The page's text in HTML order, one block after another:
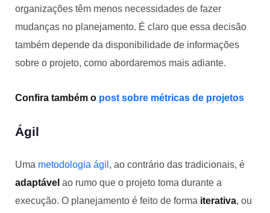
organizações têm menos necessidades de fazer
mudanças no planejamento. É claro que essa decisão
também depende da disponibilidade de informações
sobre o projeto, como abordaremos mais adiante.
Confira também o post sobre métricas de projetos
Ágil
Uma metodologia ágil , ao contrário das tradicionais, é
adaptável ao rumo que o projeto toma durante a
execução. O planejamento é feito de forma iterativa, ou